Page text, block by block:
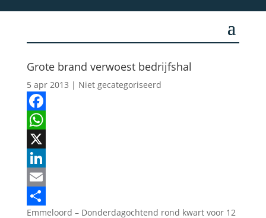
Grote brand verwoest bedrijfshal
5 apr 2013 | Niet gecategoriseerd
Facebook
WhatsApp
X
LinkedIn
Email
Delen
Emmeloord – Donderdagochtend rond kwart voor 12